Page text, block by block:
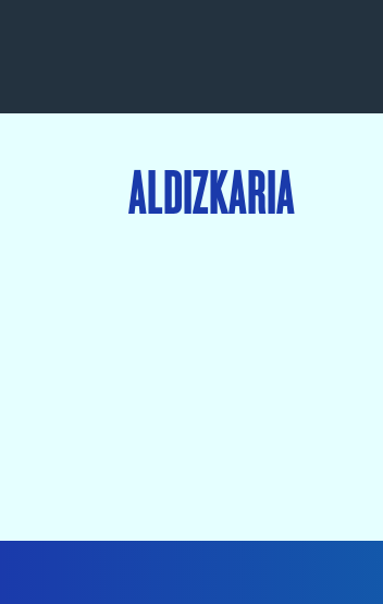
ALDIZKARIA